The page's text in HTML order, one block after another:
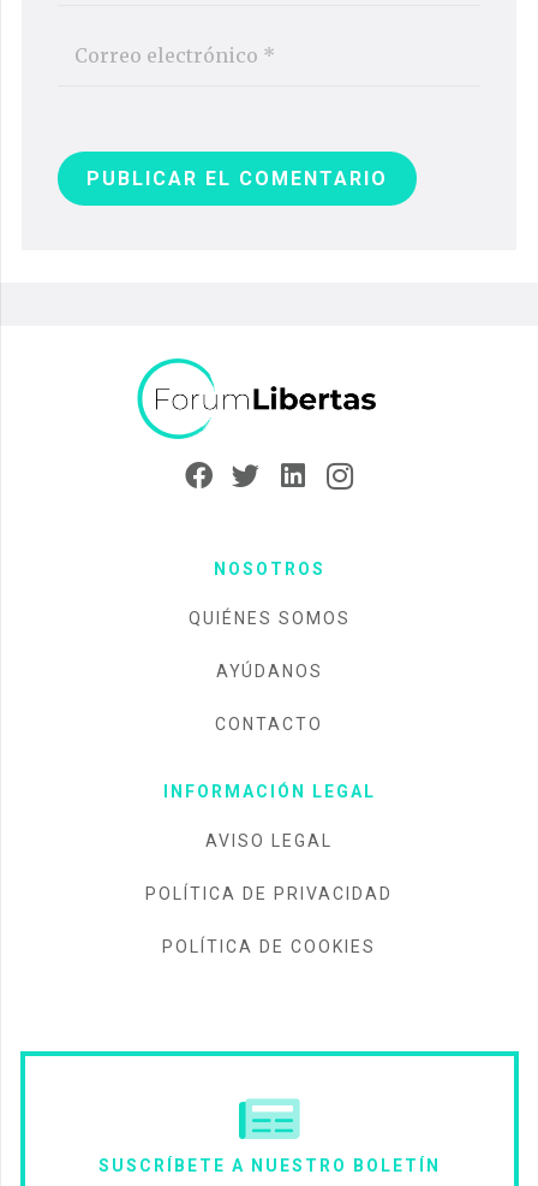
PUBLICAR EL COMENTARIO
NOSOTROS
QUIÉNES SOMOS
AYÚDANOS
CONTACTO
INFORMACIÓN LEGAL
AVISO LEGAL
POLÍTICA DE PRIVACIDAD
POLÍTICA DE COOKIES
SUSCRÍBETE A NUESTRO BOLETÍN